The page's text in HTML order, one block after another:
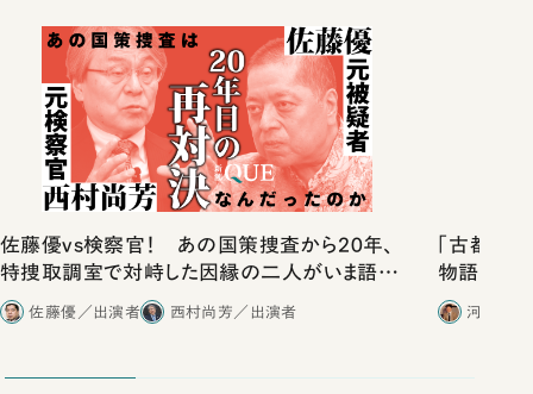
佐藤優vs検察官！ あの国策捜査から20年、
特捜取調室で対峙した因縁の二人がいま語り
合ったこと
佐藤優／出演者 西村尚芳／出演者
「古都」
物語」に
河野有